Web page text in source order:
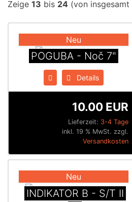
Zeige 13 bis 24 (von insgesamt
Neu
POGUBA - Noč 7"
Details
Lieferzeit: 3-4 Tage
10.00 EUR
inkl. 19 % MwSt. zzgl.
Versandkosten
Neu
INDIKATOR B - S/T II